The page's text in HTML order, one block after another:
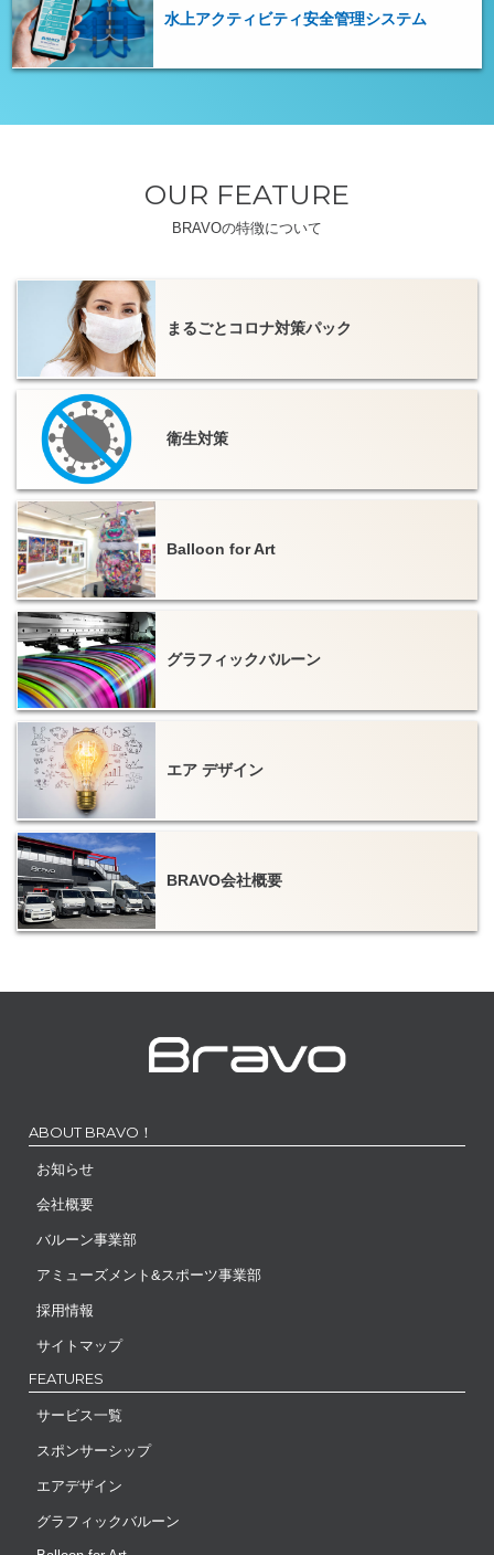
水上アクティビティ安全管理システム
OUR FEATURE
BRAVOの特徴について
まるごとコロナ対策パック
衛生対策
Balloon for Art
グラフィックバルーン
エア デザイン
BRAVO会社概要
ABOUT BRAVO！
お知らせ
会社概要
バルーン事業部
アミューズメント&スポーツ事業部
採用情報
サイトマップ
FEATURES
サービス一覧
スポンサーシップ
エアデザイン
グラフィックバルーン